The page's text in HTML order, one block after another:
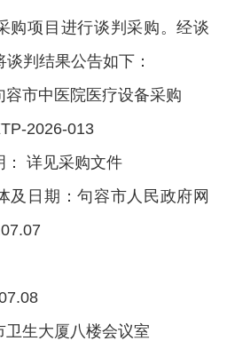
购项目进行谈判采购。经谈
判结果公告如下：
市中医院医疗设备采购
2026-013
： 详见采购文件
及日期：句容市人民政府网
生大厦八楼会议室